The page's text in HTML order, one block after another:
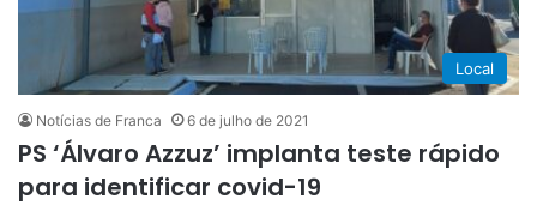
Local
Notícias de Franca 6 de julho de 2021
PS ‘Álvaro Azzuz’ implanta teste rápido
para identificar covid-19